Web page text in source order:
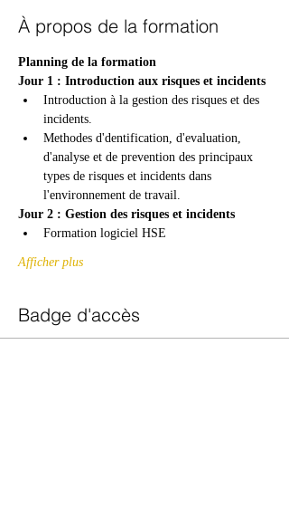
À propos de la formation
Planning de la formation
Jour 1 : Introduction aux risques et incidents
Introduction à la gestion des risques et des
incidents.
Methodes d'dentification, d'evaluation,
d'analyse et de prevention des principaux
types de risques et incidents dans
l'environnement de travail.
Jour 2 : Gestion des risques et incidents
Formation logiciel HSE
Afficher plus
Badge d'accès